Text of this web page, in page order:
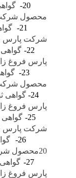
20-
محصول
شرکت پارس
پارس فروغ
محصول
24-
گواهی
پارس فروغ
شرکت پارس
20محصول شرکت پارس فروغ زاگرس
پارس فروغ